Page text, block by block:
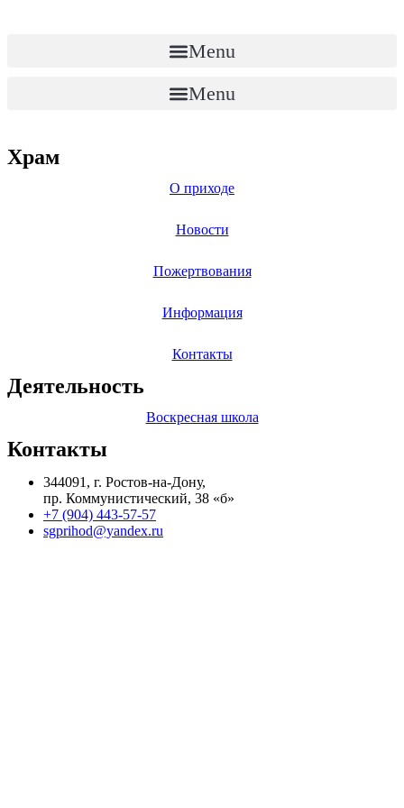
Menu
Menu
Храм
О приходе
Новости
Пожертвования
Информация
Контакты
Деятельность
Воскресная школа
Контакты
344091, г. Ростов-на-Дону,
пр. Коммунистический, 38 «б»
+7 (904) 443-57-57
sgprihod@yandex.ru